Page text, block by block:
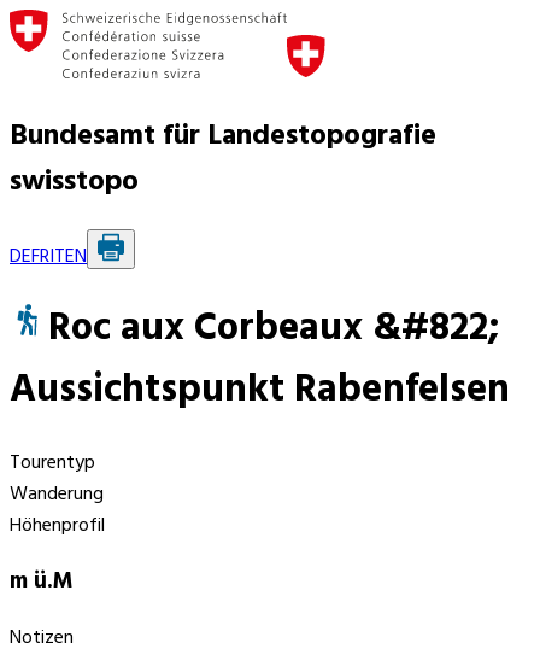
Bundesamt für Landestopografie
swisstopo
DEFRITEN
Roc aux Corbeaux &#822;
Aussichtspunkt Rabenfelsen
Tourentyp
Wanderung
Höhenprofil
m ü.M
Notizen